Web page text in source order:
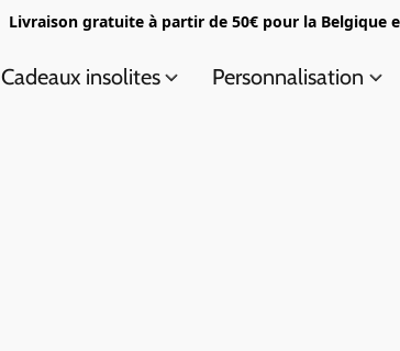
Livraison gratuite à partir de 50€ pour la Belgique
Cadeaux insolites Personnalisation